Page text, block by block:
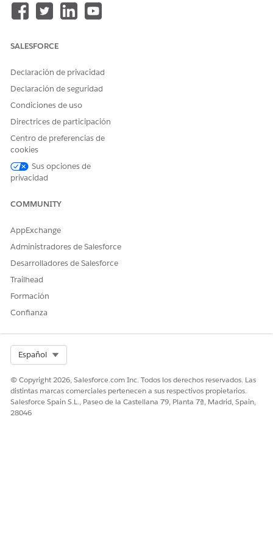
datos alterados en su organización de producción. Para
obtener más información sobre entornos sandbox, visite
línea de Salesforce.
Preparar cuentas comerciales para convertirlas en cuentas
personales
Revise las condiciones requeridas para convertir cuentas o
contactos en cuentas personales.
Consideraciones para la conversión de cuentas
comerciales en cuentas personales
Tenga en cuenta estas consideraciones antes de convertir
cuentas comerciales en cuentas personales.
Convierta cuentas comerciales y contactos asociados en
exportación e importación de datos.
SALESFORCE
Declaración de privacidad
Declaración de seguridad
Condiciones de uso
Directrices de participación
Centro de preferencias de
cookies
Sus opciones de
privacidad
COMMUNITY
AppExchange
Administradores de Salesforce
Desarrolladores de Salesforce
Trailhead
Formación
Confianza
Español
© Copyright 2026, Salesforce.com Inc. Todos los derechos reservados. Las
distintas marcas comerciales pertenecen a sus respectivos propietarios.
Salesforce Spain S.L., Paseo de la Castellana 79, Planta 7ª, Madrid, Spain,
28046